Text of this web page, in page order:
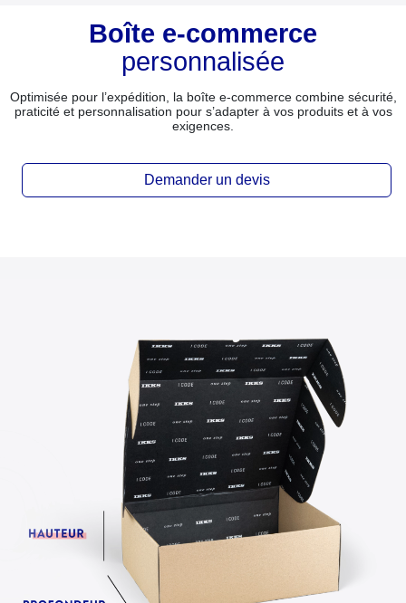
Boîte e-commerce
personnalisée
Optimisée pour l’expédition, la boîte e-commerce combine sécurité,
praticité et personnalisation pour s’adapter à vos produits et à vos
exigences.
Demander un devis